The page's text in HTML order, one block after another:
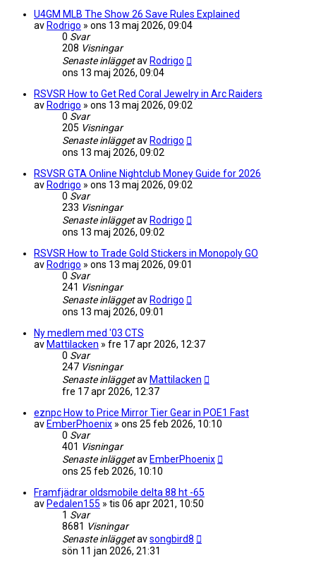
U4GM MLB The Show 26 Save Rules Explained
av Rodrigo » ons 13 maj 2026, 09:04
0 Svar
208 Visningar
Senaste inläggetav Rodrigo
ons 13 maj 2026, 09:04
RSVSR How to Get Red Coral Jewelry in Arc Raiders
av Rodrigo » ons 13 maj 2026, 09:02
0 Svar
205 Visningar
Senaste inläggetav Rodrigo
ons 13 maj 2026, 09:02
RSVSR GTA Online Nightclub Money Guide for 2026
av Rodrigo » ons 13 maj 2026, 09:02
0 Svar
233 Visningar
Senaste inläggetav Rodrigo
ons 13 maj 2026, 09:02
RSVSR How to Trade Gold Stickers in Monopoly GO
av Rodrigo » ons 13 maj 2026, 09:01
0 Svar
241 Visningar
Senaste inläggetav Rodrigo
ons 13 maj 2026, 09:01
Ny medlem med '03 CTS
av Mattilacken » fre 17 apr 2026, 12:37
0 Svar
247 Visningar
Senaste inläggetav Mattilacken
fre 17 apr 2026, 12:37
eznpc How to Price Mirror Tier Gear in POE1 Fast
av EmberPhoenix » ons 25 feb 2026, 10:10
0 Svar
401 Visningar
Senaste inläggetav EmberPhoenix
ons 25 feb 2026, 10:10
Framfjädrar oldsmobile delta 88 ht -65
av Pedalen155 » tis 06 apr 2021, 10:50
1 Svar
8681 Visningar
Senaste inläggetavsongbird8
sön 11 jan 2026, 21:31